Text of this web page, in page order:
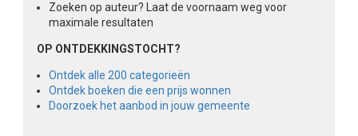
Zoeken op auteur? Laat de voornaam weg voor
maximale resultaten
OP ONTDEKKINGSTOCHT?
Ontdek alle 200 categorieën
Ontdek boeken die een prijs wonnen
Doorzoek het aanbod in jouw gemeente